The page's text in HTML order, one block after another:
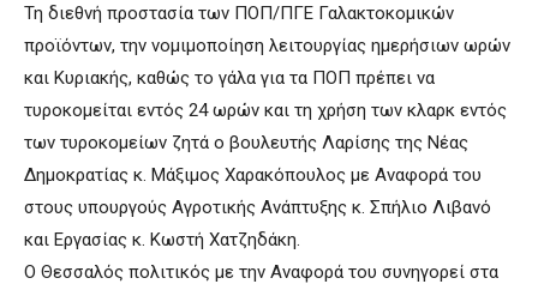
Τη διεθνή προστασία των ΠΟΠ/ΠΓΕ Γαλακτοκομικών
προϊόντων, την νομιμοποίηση λειτουργίας ημερήσιων ωρών
και Κυριακής, καθώς το γάλα για τα ΠΟΠ πρέπει να
τυροκομείται εντός 24 ωρών και τη χρήση των κλαρκ εντός
των τυροκομείων ζητά ο βουλευτής Λαρίσης της Νέας
Δημοκρατίας κ. Μάξιμος Χαρακόπουλος με Αναφορά του
στους υπουργούς Αγροτικής Ανάπτυξης κ. Σπήλιο Λιβανό
και Εργασίας κ. Κωστή Χατζηδάκη.
Ο Θεσσαλός πολιτικός με την Αναφορά του συνηγορεί στα